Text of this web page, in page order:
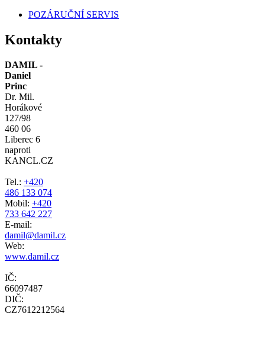
POZÁRUČNÍ SERVIS
Kontakty
DAMIL -
Daniel
Princ
Dr. Mil.
Horákové
127/98
460 06
Liberec 6
naproti
KANCL.CZ
Tel.: +420
486 133 074
Mobil: +420
733 642 227
E-mail:
damil@damil.cz
Web:
www.damil.cz
IČ:
66097487
DIČ:
CZ7612212564